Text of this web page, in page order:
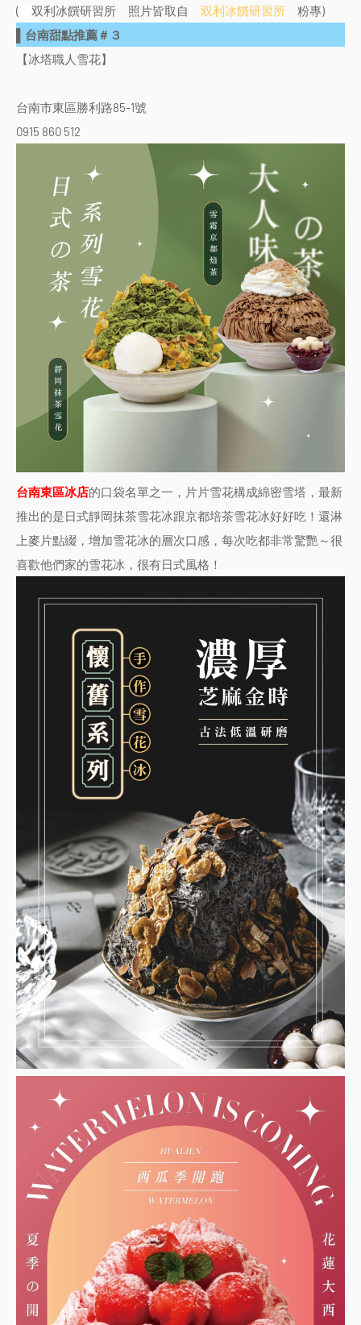
( 双利冰饌研習所 照片皆取自 双利冰饌研習所 粉專)
▌台南甜點推薦＃３
【冰塔職人雪花】
台南市東區勝利路85-1號
0915 860 512
台南東區冰店的口袋名單之一，片片雪花構成綿密雪塔，最新
推出的是日式靜岡抹茶雪花冰跟京都培茶雪花冰好好吃！還淋
上麥片點綴，增加雪花冰的層次口感，每次吃都非常驚艷～很
喜歡他們家的雪花冰，很有日式風格！